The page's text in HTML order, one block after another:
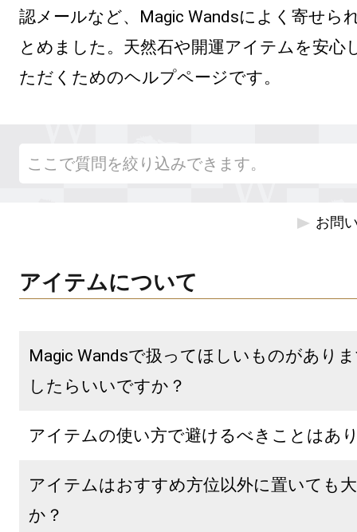
認メールなど、Magic Wandsによく寄せら
とめました。天然石や開運アイテムを安心
ただくためのヘルプページです。
お問
アイテムについて
Magic Wandsで扱ってほしいものがあり
したらいいですか？
アイテムの使い方で避けるべきことはあ
アイテムはおすすめ方位以外に置いても
か？